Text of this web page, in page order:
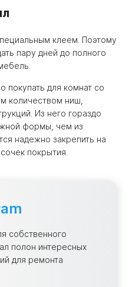
клеем. Поэтому
пару дней до полного
покупать для комнат со
количеством ниш,
Из него гораздо
формы, чем из
надежно закрепить на
покрытия.
собственного
полон интересных
для ремонта